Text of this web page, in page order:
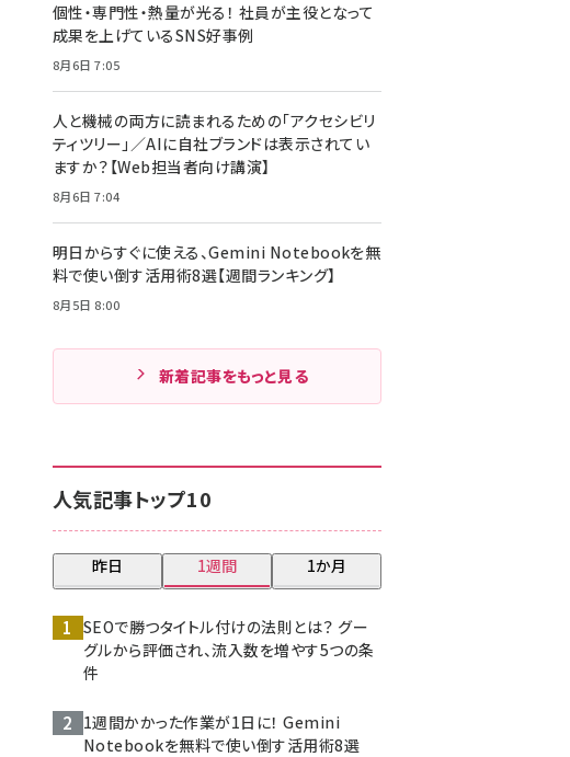
個性・専門性・熱量が光る！ 社員が主役となって
成果を上げているSNS好事例
8月6日 7:05
人と機械の両方に読まれるための「アクセシビリ
ティツリー」／AIに自社ブランドは表示されてい
ますか？【Web担当者向け講演】
8月6日 7:04
明日からすぐに使える、Gemini Notebookを無
料で使い倒す活用術8選【週間ランキング】
8月5日 8:00
新着記事をもっと見る
人気記事トップ10
昨日 1週間 1か月
SEOで勝つタイトル付けの法則とは？ グー
グルから評価され、流入数を増やす5つの条
件
1週間かかった作業が1日に！ Gemini
Notebookを無料で使い倒す活用術8選